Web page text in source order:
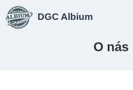
DGC Albium
O nás